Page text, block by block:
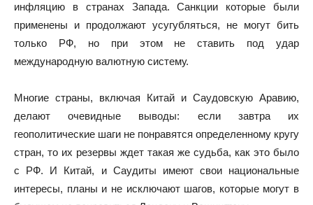
инфляцию в странах Запада. Санкции которые были
применены и продолжают усугубляться, не могут бить
только РФ, но при этом не ставить под удар
международную валютную систему.
Многие страны, включая Китай и Саудовскую Аравию,
делают очевидные выводы: если завтра их
геополитические шаги не понравятся определенному кругу
стран, то их резервы ждет такая же судьба, как это было
с РФ. И Китай, и Саудиты имеют свои национальные
интересы, планы и не исключают шагов, которые могут в